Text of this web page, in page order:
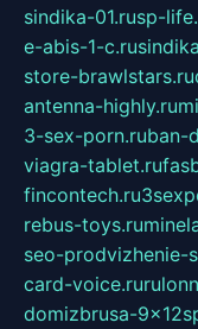
sindika-01.rusp-
e-abis-1-c.ru
store-brawlstars.ru
antenna-highly.ru
3-sex-porn.ruban-
viagra-tablet.ru
fincontech.ru
rebus-toys.ru
seo-prodvizhenie-
card-voice.ru
domizbrusa-